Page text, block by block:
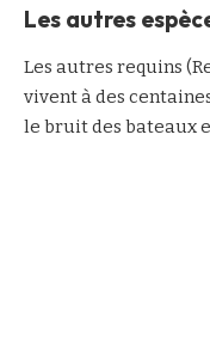
Les autres
Les autres requins
vivent à des
le bruit des bateaux